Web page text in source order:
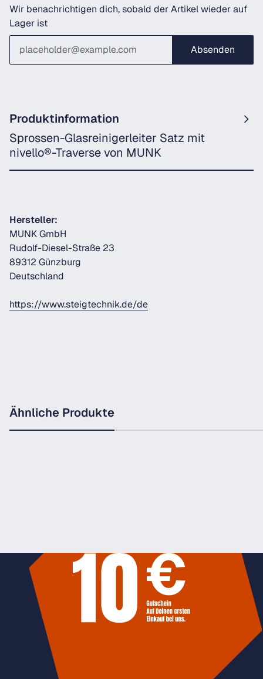
Wir benachrichtigen dich, sobald der Artikel wieder auf
Lager ist
Absenden
Produktinformation
Sprossen-Glasreinigerleiter Satz mit
nivello®-Traverse von MUNK
Hersteller:
MUNK GmbH
Rudolf-Diesel-Straße 23
89312 Günzburg
Deutschland
https://www.steigtechnik.de/de
Ähnliche Produkte